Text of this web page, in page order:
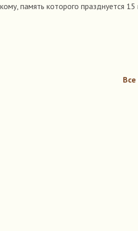
память которого празднуется 15